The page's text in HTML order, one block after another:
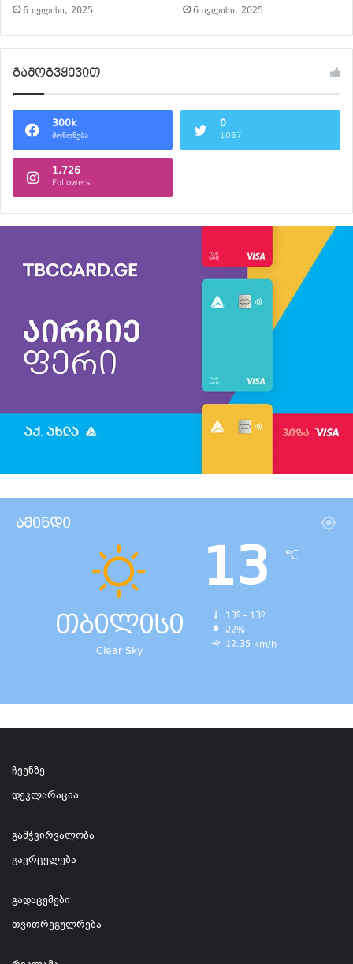
6 ივლისი, 2025 6 ივლისი, 2025
გამოგვყევით
300k
მოწონება
0
1067
1,726
Followers
ამინდი
თბილისი
Clear Sky
13 ℃
13º - 13º
22%
12.35 km/h
ჩვენზე
დეკლარაცია
გამჭვირვალობა
გავრცელება
გადაცემები
თვითრეგულრება